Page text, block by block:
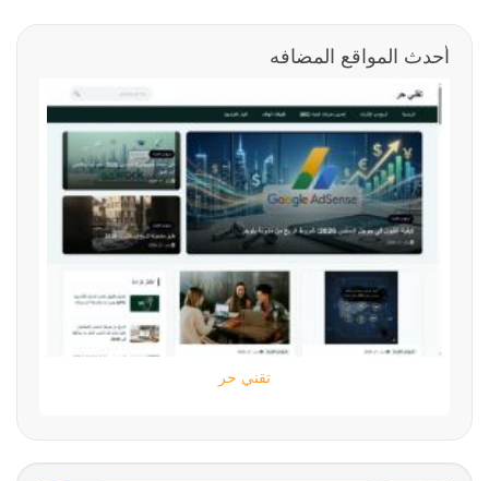
أحدث المواقع المضافه
تقني حر